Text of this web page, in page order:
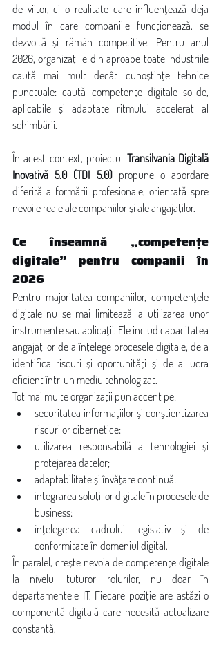
de viitor, ci o realitate care influențează deja
modul în care companiile funcționează, se
dezvoltă și rămân competitive. Pentru anul
2026, organizațiile din aproape toate industriile
caută mai mult decât cunoștințe tehnice
punctuale: caută competențe digitale solide,
aplicabile și adaptate ritmului accelerat al
schimbării.
În acest context, proiectul Transilvania Digitală
Inovativă 5.0 (TDI 5.0) propune o abordare
diferită a formării profesionale, orientată spre
nevoile reale ale companiilor și ale angajaților.
Ce înseamnă „competențe
digitale” pentru companii în
2026
Pentru majoritatea companiilor, competențele
digitale nu se mai limitează la utilizarea unor
instrumente sau aplicații. Ele includ capacitatea
angajaților de a înțelege procesele digitale, de a
identifica riscuri și oportunități și de a lucra
eficient într-un mediu tehnologizat.
Tot mai multe organizații pun accent pe:
securitatea informațiilor și conștientizarea
riscurilor cibernetice;
utilizarea responsabilă a tehnologiei și
protejarea datelor;
adaptabilitate și învățare continuă;
integrarea soluțiilor digitale în procesele de
business;
înțelegerea cadrului legislativ și de
conformitate în domeniul digital.
În paralel, crește nevoia de competențe digitale
la nivelul tuturor rolurilor, nu doar în
departamentele IT. Fiecare poziție are astăzi o
componentă digitală care necesită actualizare
constantă.